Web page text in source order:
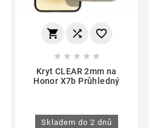
  
    
Kryt CLEAR 2mm na
Honor X7b Průhledný
Skladem do 2 dnů